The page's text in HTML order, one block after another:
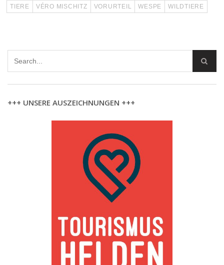
TIERE
VÉRO MISCHITZ VORURTEIL WESPE WILDTIERE
+++ UNSERE AUSZEICHNUNGEN +++